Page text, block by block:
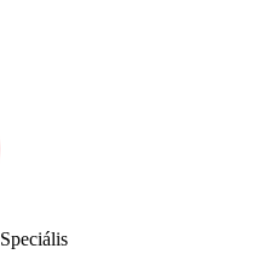
Speciális